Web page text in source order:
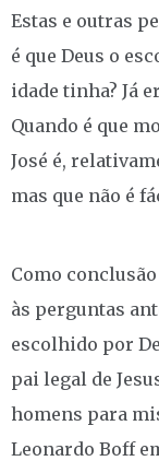
Estas e outras
é que Deus o
idade tinha? Já
Quando é que
José é,
mas que não é
Como
às perguntas
escolhido por
pai legal de
homens para
Leonardo Boff